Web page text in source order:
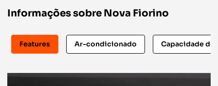
Informações sobre Nova Fiorino
Features Ar-condicionado Capacidade de